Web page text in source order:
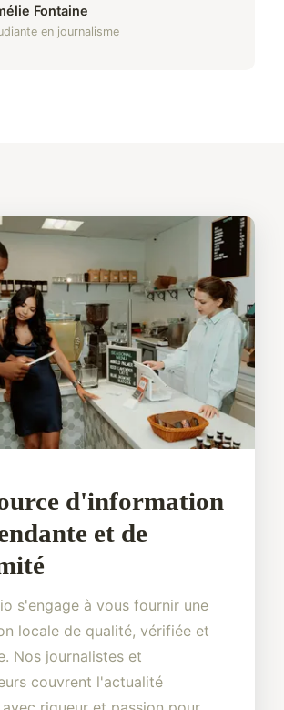
Fontaine
en journalisme
d'information
et de
s'engage à vous fournir une
locale de qualité, vérifiée et
Nos journalistes et
couvrent l'actualité